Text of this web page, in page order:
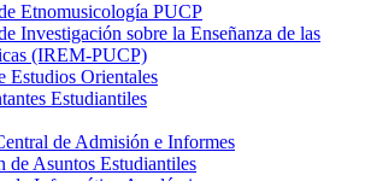
Etnomusicología PUCP
Investigación sobre la Enseñanza de las
(IREM-PUCP)
Estudios Orientales
Estudiantiles
de Admisión e Informes
de Asuntos Estudiantiles